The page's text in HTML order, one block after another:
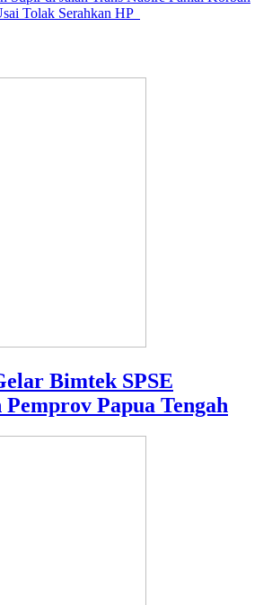
Tolak Serahkan HP
Bimtek SPSE
Papua Tengah